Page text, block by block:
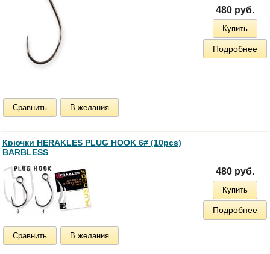
Сравнить В желания
480 руб.
Купить
Подробнее
Крючки HERAKLES PLUG HOOK 6# (10pcs)
BARBLESS
Сравнить В желания
480 руб.
Купить
Подробнее